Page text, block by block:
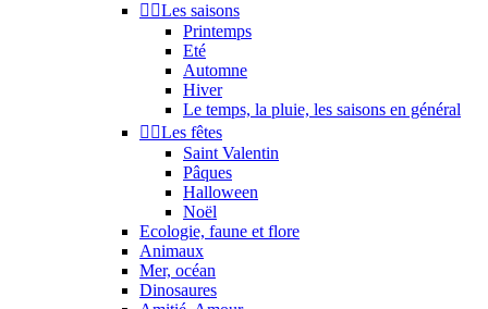
 Les saisons
Printemps
Eté
Automne
Hiver
Le temps, la pluie, les saisons en général
 Les fêtes
Saint Valentin
Pâques
Halloween
Noël
Ecologie, faune et flore
Animaux
Mer, océan
Dinosaures